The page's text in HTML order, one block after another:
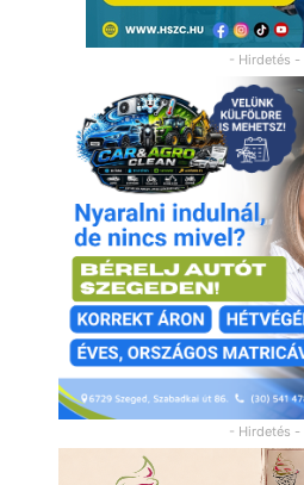
- Hirdetés -
- Hirdetés -